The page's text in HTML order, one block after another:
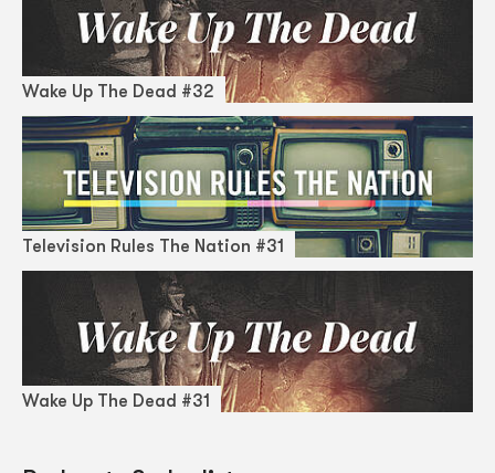
Wake Up The Dead #32
Television Rules The Nation #31
Wake Up The Dead #31